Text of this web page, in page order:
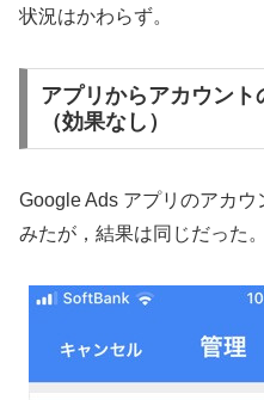
状況はかわらず。
アプリからアカウン
（効果なし）
Google Ads アプリのアカ
みたが，結果は同じだった。